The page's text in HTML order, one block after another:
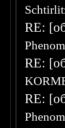
RE:
Phenom
RE:
RE:
Phenom